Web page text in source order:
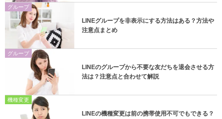
グループ
LINEグループを非表示にする方法はある？方法や
注意点まとめ
グループ
LINEのグループから不要な友だちを退会させる方
法は？注意点と合わせて解説
機種変更
LINEの機種変更は前の携帯使用不可でもできる？